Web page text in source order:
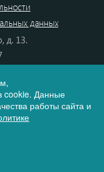
данных
д. 13.
cookie. Данные
работы сайта и